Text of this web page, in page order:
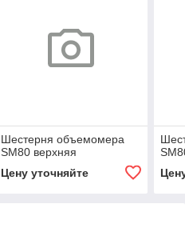
Шестерня объемомера
SM80 верхняя
Цену уточняйте